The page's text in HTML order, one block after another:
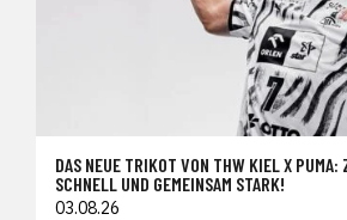
DAS NEUE TRIKOT VON THW KIEL X PUMA:
SCHNELL UND GEMEINSAM STARK!
03.08.26